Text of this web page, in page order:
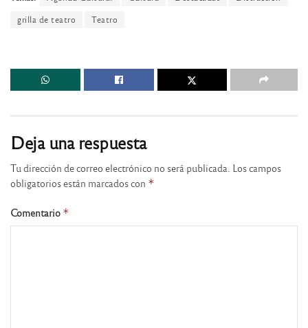
grilla de teatro
Teatro
Deja una respuesta
Tu dirección de correo electrónico no será publicada. Los campos
obligatorios están marcados con *
Comentario *